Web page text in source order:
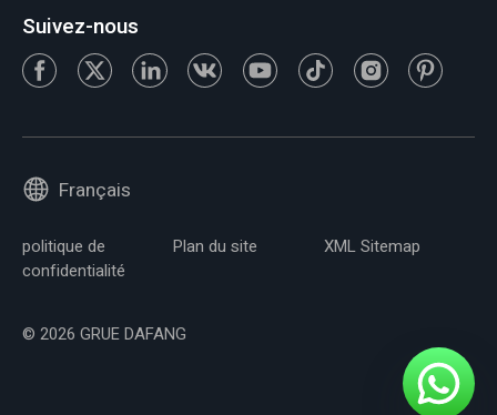
Suivez-nous
Français
politique de
confidentialité
Plan du site XML Sitemap
© 2026 GRUE DAFANG